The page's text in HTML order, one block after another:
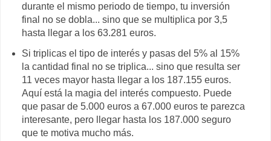
durante el mismo periodo de tiempo, tu inversión
final no se dobla... sino que se multiplica por 3,5
hasta llegar a los 63.281 euros.
Si triplicas el tipo de interés y pasas del 5% al 15%
la cantidad final no se triplica... sino que resulta ser
11 veces mayor hasta llegar a los 187.155 euros.
Aquí está la magia del interés compuesto. Puede
que pasar de 5.000 euros a 67.000 euros te parezca
interesante, pero llegar hasta los 187.000 seguro
que te motiva mucho más.